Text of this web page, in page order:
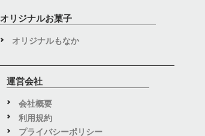
オリジナルお菓子
オリジナルもなか
運営会社
会社概要
利用規約
プライバシーポリシー